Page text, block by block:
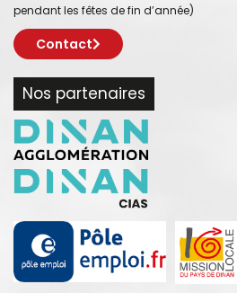
pendant les fêtes de fin d’année)
Contact
Nos partenaires